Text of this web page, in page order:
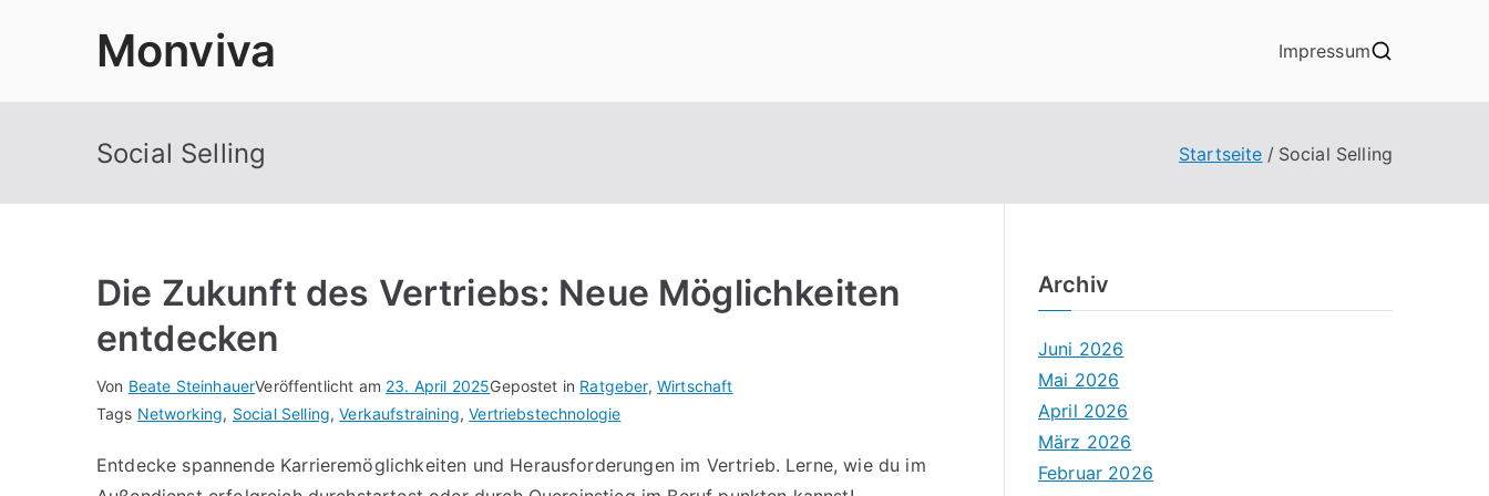
Monviva Impressum
Social Selling Startseite Social Selling
Die Zukunft des Vertriebs: Neue Möglichkeiten
entdecken
Von Beate SteinhauerVeröffentlicht am 23. April 2025Gepostet in Ratgeber, Wirtschaft
Tags Networking, Social Selling,Verkaufstraining,Vertriebstechnologie
Entdecke spannende Karrieremöglichkeiten und Herausforderungen im Vertrieb. Lerne, wie du im
Archiv
Juni 2026
Mai 2026
April 2026
März 2026
Februar 2026